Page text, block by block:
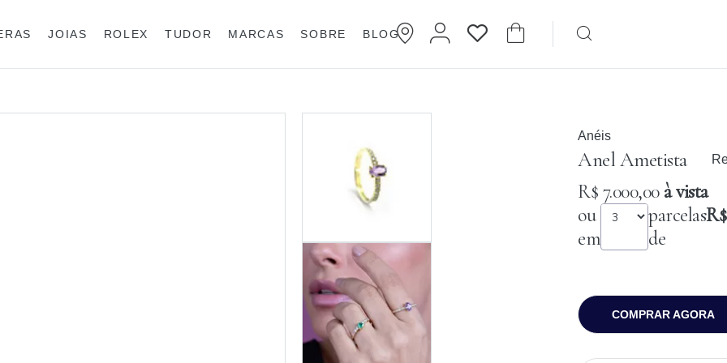
JOIAS MARCAS SOBRE
ROLEX TUDOR BLOG
Anéis
Anel Ametista
R$ 7.000,00à vista
ou
em
parcelas
de
COMPRAR AGORA